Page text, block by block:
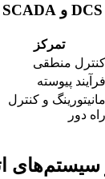
تمرکز
کنترل منطقی
فرآیند پیوسته
مانیتورینگ و کنترل
راه دور
سیستم‌های